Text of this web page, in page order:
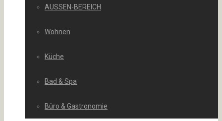
AUSSEN-BEREICH
Wohnen
Küche
Bad & Spa
Büro & Gastronomie